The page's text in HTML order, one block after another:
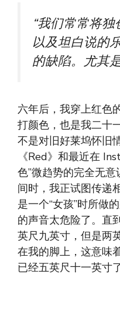
“我们常常将
以及坦白说的
的缺陷。尤其
六年后，我穿上红色
打颜色，也是我二十
不是对旧好莱坞怀旧
《Red》和最近在
色”微趋势的完全无
间时，我正试图传递
是一个“女孩”时所做
的声音太危险了。直
英尺九英寸，但是两
在我的脚上，这意味
已经五英尺十一英寸了